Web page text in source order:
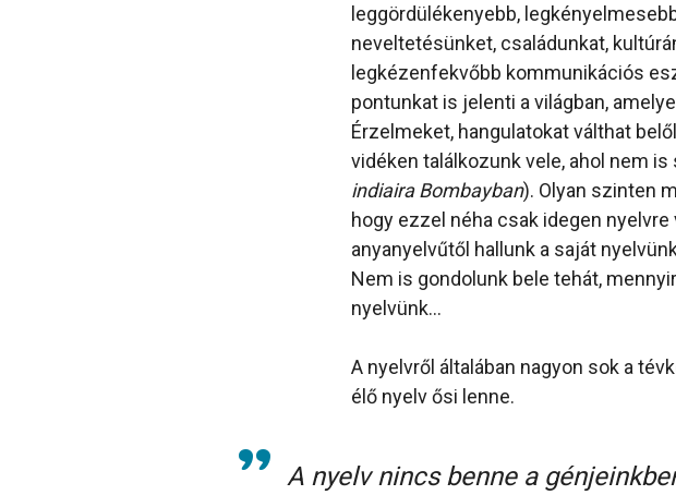
leggördülékenyebb,
neveltetésünket, családunkat,
legkézenfekvőbb kommunikációs
pontunkat is jelenti a világban,
Érzelmeket, hangulatokat válthat
vidéken találkozunk vele, ahol nem is
indiaira Bombayban). Olyan szinten
hogy ezzel néha csak idegen
anyanyelvűtől hallunk a saját
Nem is gondolunk bele tehát,
nyelvünk…
A nyelvről általában nagyon sok a
élő nyelv ősi lenne.
A nyelv nincs benne a